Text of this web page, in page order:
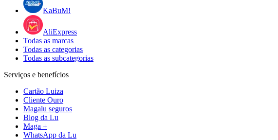
KaBuM!
AliExpress
Todas as marcas
Todas as categorias
Todas as subcategorias
Serviços e benefícios
Cartão Luiza
Cliente Ouro
Magalu seguros
Blog da Lu
Maga +
WhatsApp da Lu